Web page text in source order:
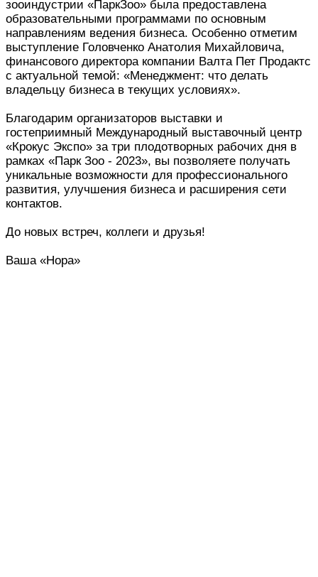
зооиндустрии «ПаркЗоо» была предоставлена
образовательными программами по основным
направлениям ведения бизнеса. Особенно отметим
выступление Головченко Анатолия Михайловича,
финансового директора компании Валта Пет Продактс
с актуальной темой: «Менеджмент: что делать
владельцу бизнеса в текущих условиях».
Благодарим организаторов выставки и
гостеприимный Международный выставочный центр
«Крокус Экспо» за три плодотворных рабочих дня в
рамках «Парк Зоо - 2023», вы позволяете получать
уникальные возможности для профессионального
развития, улучшения бизнеса и расширения сети
контактов.
До новых встреч, коллеги и друзья!
Ваша «Нора»